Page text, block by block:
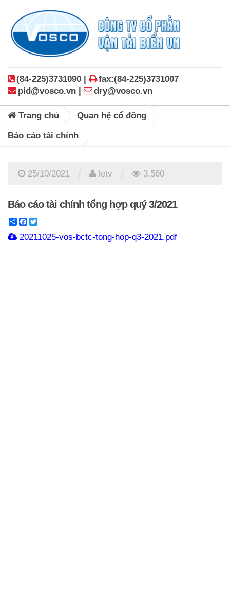
(84-225)3731090 |
fax:(84-225)3731007
pid@vosco.vn |
dry@vosco.vn
Trang chủ Quan hệ cổ đông
Báo cáo tài chính
25/10/2021 letv 3,560
Báo cáo tài chính tổng hợp quý 3/2021
ShareFacebook
20211025-vos-bctc-tong-hop-q3-2021.pdf